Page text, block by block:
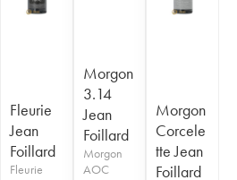
Fleurie
Jean
Foillard
Fleurie
Morgon
3.14
Jean
Foillard
Morgon
AOC
Morgon
Corcele
tte Jean
Foillard